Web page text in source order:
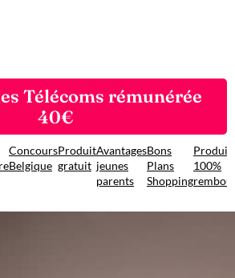
Télécoms rémunérée
40€
Concours
Belgique
Produit
gratuit
Avantages
jeunes
parents
Bons
Plans
Shopping
Produit
100%